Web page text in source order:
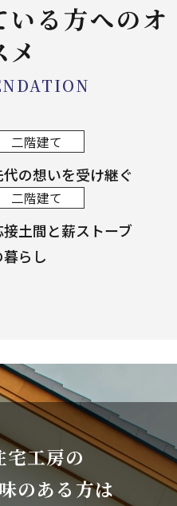
いる方へのオ
メ
二階建て
代の想いを受け継ぐ
二階建て
接土間と薪ストーブ
暮らし
宅工房の
のある方は